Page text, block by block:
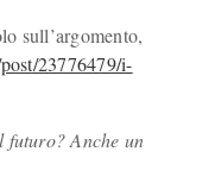
sull’argomento,
23776479/i-
Anche un